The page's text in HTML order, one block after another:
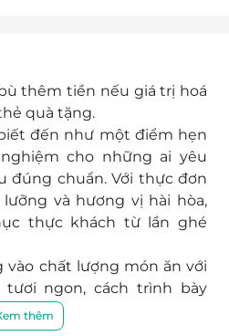
thêm tiền nếu giá trị hoá
quà tặng.
đến như một điểm hẹn
cho những ai yêu
đúng chuẩn. Với thực đơn
và hương vị hài hòa,
thực khách từ lần ghé
vào chất lượng món ăn với
ngon, cách trình bày
còn nổi bật khi sớm định
lành mạnh, mang lại
thêm